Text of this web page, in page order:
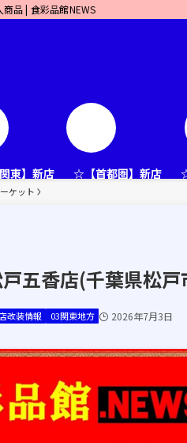
品 | 食彩品館NEWS
東】新店 ☆【首都圏】新店
ケット
五香店(千葉県松
改装情報 03関東地方 2026年7月3日